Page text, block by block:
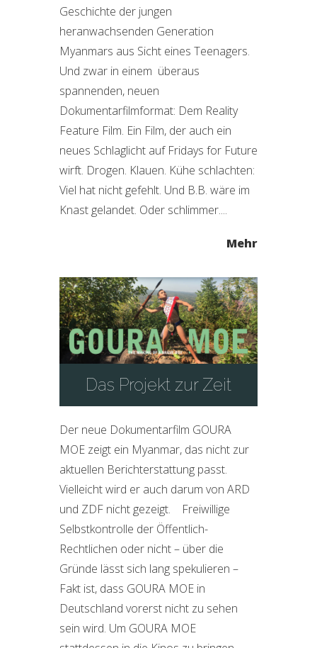
Geschichte der jungen
heranwachsenden Generation
Myanmars aus Sicht eines Teenagers.
Und zwar in einem überaus
spannenden, neuen
Dokumentarfilmformat: Dem Reality
Feature Film. Ein Film, der auch ein
neues Schlaglicht auf Fridays for Future
wirft. Drogen. Klauen. Kühe schlachten:
Viel hat nicht gefehlt. Und B.B. wäre im
Knast gelandet. Oder schlimmer....
Mehr
Das Projekt zur Zeit
Der neue Dokumentarfilm GOURA
MOE zeigt ein Myanmar, das nicht zur
aktuellen Berichterstattung passt.
Vielleicht wird er auch darum von ARD
und ZDF nicht gezeigt. Freiwillige
Selbstkontrolle der Öffentlich-
Rechtlichen oder nicht – über die
Gründe lässt sich lang spekulieren –
Fakt ist, dass GOURA MOE in
Deutschland vorerst nicht zu sehen
sein wird. Um GOURA MOE